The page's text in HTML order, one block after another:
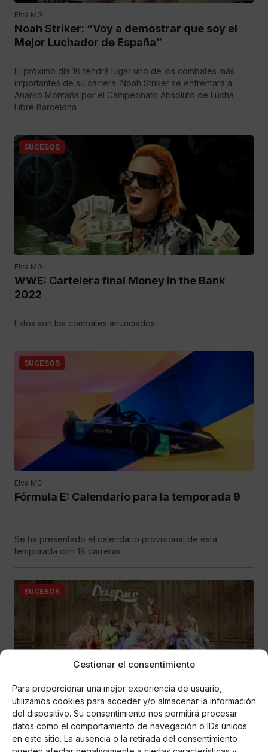
Gestionar el consentimiento
Para proporcionar una mejor experiencia de usuario,
utilizamos cookies para acceder y/o almacenar la información
del dispositivo. Su consentimiento nos permitirá procesar
datos como el comportamiento de navegación o IDs únicos
en este sitio. La ausencia o la retirada del consentimiento
Elva MG
Noah Striker: “Voy a demostrar que soy el
Mejor Luchador de España”
El próximo día 16 tendrá lugar uno de los combates más
importantes de su carrera: Noah Striker se enfrentará a
Anarko Montaña por el Campeonato Absoluto de Lucha
Libre Barcelona
SUCESOS
Elva MG
WWE: Cartelera final Money in the Bank
2022
Estos son los combates anunciados
SUCESOS
Elva MG
Fórmula E: Calendario para la temporada 9
Se ha presentado el calendario provisional de esta
temporada con 18 carreras
SUCESOS
Elva MG
Drag Race Francia: todas las participantes